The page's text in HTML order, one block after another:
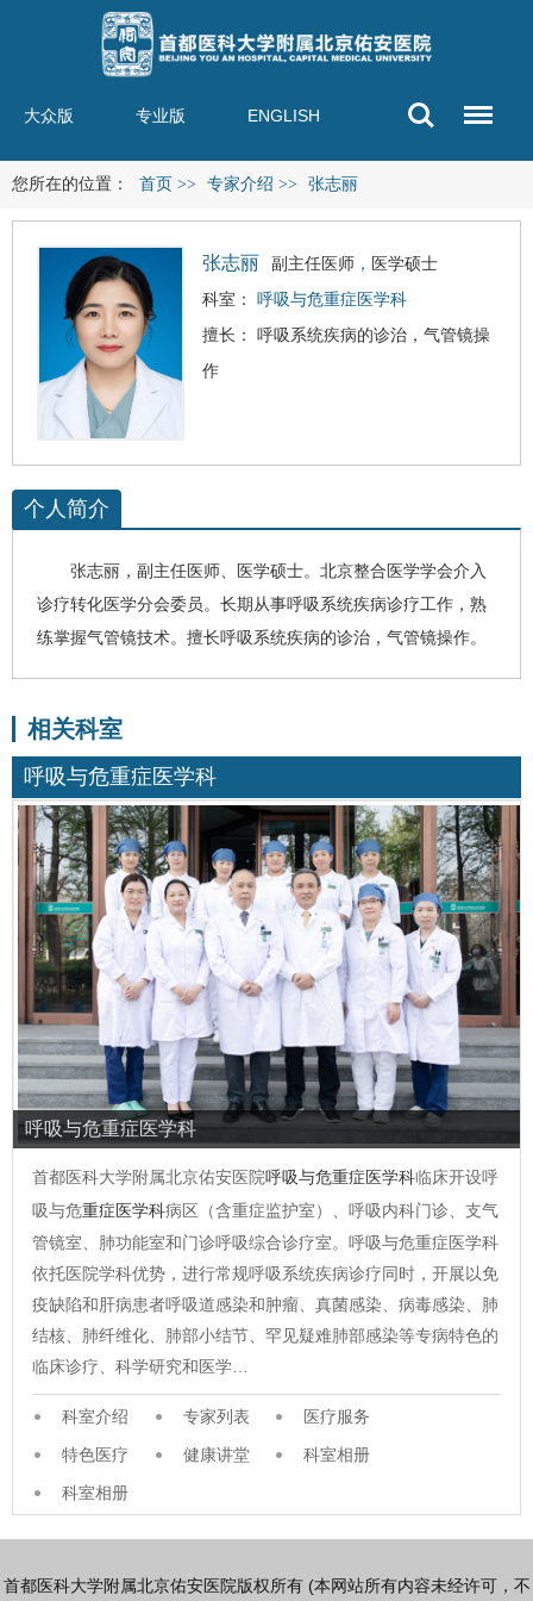
大众版 专业版 ENGLISH
您所在的位置： 首页 >> 专家介绍 >> 张志丽
张志丽 副主任医师 ， 医学硕士
科室： 呼吸与危重症医学科
擅长： 呼吸系统疾病的诊治，气管镜操
作
个人简介
张志丽 ，副主任医师、医学硕士。北京整合医学学会介入
诊疗转化医学分会委员。长期从事呼吸系统疾病诊疗工作，熟
练掌握气管镜技术。擅长呼吸系统疾病的诊治，气管镜操作。
相关科室
呼吸与危重症医学科
呼吸与危重症医学科
首都医科大学附属北京佑安医院呼吸与危重症医学科临床开设呼
吸与危重症医学科病区（含重症监护室）、呼吸内科门诊、支气
管镜室、肺功能室和门诊呼吸综合诊疗室。呼吸与危重症医学科
依托医院学科优势，进行常规呼吸系统疾病诊疗同时，开展以免
疫缺陷和肝病患者呼吸道感染和肿瘤、真菌感染、病毒感染、肺
结核、肺纤维化、肺部小结节、罕见疑难肺部感染等专病特色的
临床诊疗、科学研究和医学…
科室介绍 专家列表
医疗服务
特色医疗
健康讲堂
科室相册
科室相册
首都医科大学附属北京佑安医院版权所有 (本网站所有内容未经许可，不